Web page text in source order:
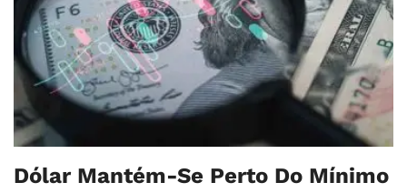
Dólar Mantém-Se Perto Do Mínimo